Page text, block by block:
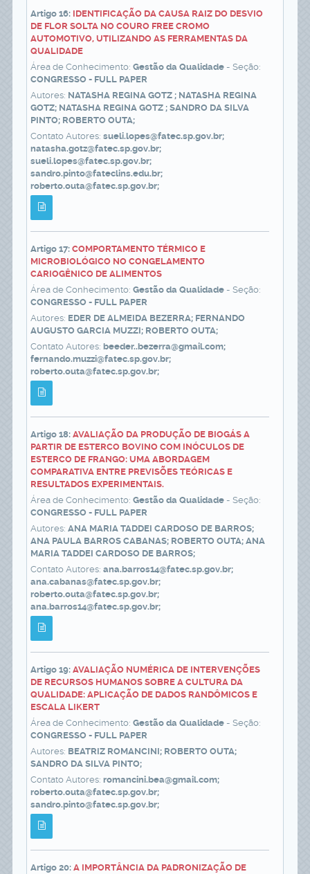
Artigo 16: IDENTIFICAÇÃO DA CAUSA RAIZ DO DESVIO
DE FLOR SOLTA NO COURO FREE CROMO
AUTOMOTIVO, UTILIZANDO AS FERRAMENTAS DA
QUALIDADE
Área de Conhecimento: Gestão da Qualidade - Seção:
CONGRESSO - FULL PAPER
Autores: NATASHA REGINA GOTZ ; NATASHA REGINA
GOTZ; NATASHA REGINA GOTZ ; SANDRO DA SILVA
PINTO; ROBERTO OUTA;
Contato Autores: sueli.lopes@fatec.sp.gov.br;
natasha.gotz@fatec.sp.gov.br;
sueli.lopes@fatec.sp.gov.br;
sandro.pinto@fateclins.edu.br;
roberto.outa@fatec.sp.gov.br;
Artigo 17: COMPORTAMENTO TÉRMICO E
MICROBIOLÓGICO NO CONGELAMENTO
CARIOGÊNICO DE ALIMENTOS
Área de Conhecimento: Gestão da Qualidade - Seção:
CONGRESSO - FULL PAPER
Autores: EDER DE ALMEIDA BEZERRA; FERNANDO
AUGUSTO GARCIA MUZZI; ROBERTO OUTA;
Contato Autores: beeder..bezerra@gmail.com;
fernando.muzzi@fatec.sp.gov.br;
roberto.outa@fatec.sp.gov.br;
Artigo 18: AVALIAÇÃO DA PRODUÇÃO DE BIOGÁS A
PARTIR DE ESTERCO BOVINO COM INÓCULOS DE
ESTERCO DE FRANGO: UMA ABORDAGEM
COMPARATIVA ENTRE PREVISÕES TEÓRICAS E
RESULTADOS EXPERIMENTAIS.
Área de Conhecimento: Gestão da Qualidade - Seção:
CONGRESSO - FULL PAPER
Autores: ANA MARIA TADDEI CARDOSO DE BARROS;
ANA PAULA BARROS CABANAS; ROBERTO OUTA; ANA
MARIA TADDEI CARDOSO DE BARROS;
Contato Autores: ana.barros14@fatec.sp.gov.br;
ana.cabanas@fatec.sp.gov.br;
roberto.outa@fatec.sp.gov.br;
ana.barros14@fatec.sp.gov.br;
Artigo 19: AVALIAÇÃO NUMÉRICA DE INTERVENÇÕES
DE RECURSOS HUMANOS SOBRE A CULTURA DA
QUALIDADE: APLICAÇÃO DE DADOS RANDÔMICOS E
ESCALA LIKERT
Área de Conhecimento: Gestão da Qualidade - Seção:
CONGRESSO - FULL PAPER
Autores: BEATRIZ ROMANCINI; ROBERTO OUTA;
SANDRO DA SILVA PINTO;
Contato Autores: romancini.bea@gmail.com;
roberto.outa@fatec.sp.gov.br;
sandro.pinto@fatec.sp.gov.br;
Artigo 20: A IMPORTÂNCIA DA PADRONIZAÇÃO DE